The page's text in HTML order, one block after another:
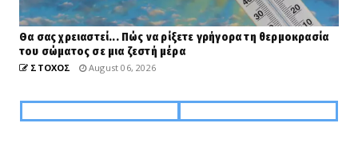
Θα σας χρειαστεί... Πώς να ρίξετε γρήγορα τη θερμοκρασία
του σώματος σε μια ζεστή μέρα
ΣΤΟΧΟΣ August 06, 2026